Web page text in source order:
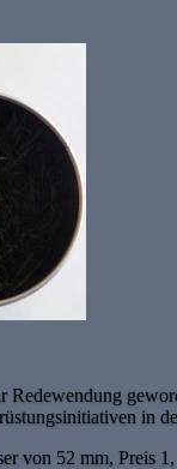
Redewendung
in
von 52 mm, Preis